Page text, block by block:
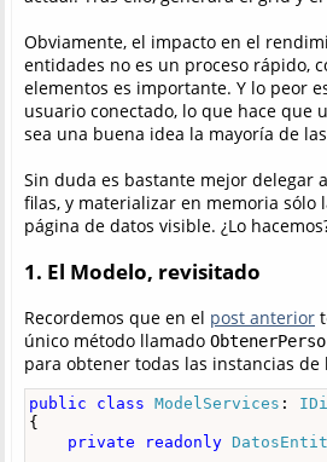
Obviamente, el impacto en el
entidades no es un proceso rápido,
elementos es importante. Y lo peor
usuario conectado, lo que hace que
sea una buena idea la mayoría de
Sin duda es bastante mejor delegar
filas, y materializar en memoria sólo
página de datos visible. ¿Lo
1. El Modelo, revisitado
Recordemos que en el post anterior
único método llamado
para obtener todas las instancias de
public class ModelServices :
{
private
readonly